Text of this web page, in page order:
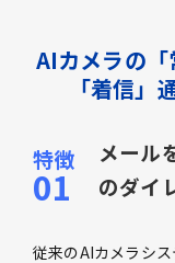
AIカメラの
「着信」
メール
のダイ
従来のAIカメラシス